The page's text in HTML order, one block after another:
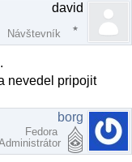
david
Návštevník
nevedel pripojit
borg
Fedora